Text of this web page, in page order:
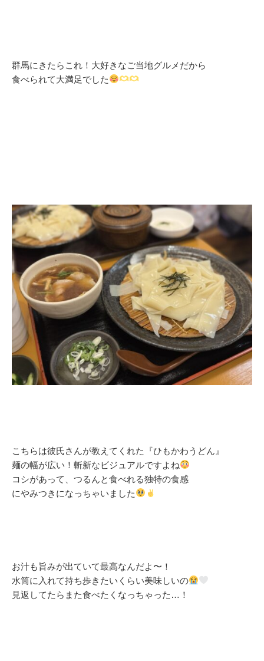
群馬にきたらこれ！大好きなご当地グルメだから
食べられて大満足でした
こちらは彼氏さんが教えてくれた『ひもかわうどん』
麺の幅が広い！斬新なビジュアルですよね
コシがあって、つるんと食べれる独特の食感
にやみつきになっちゃいました
お汁も旨みが出ていて最高なんだよ〜！
水筒に入れて持ち歩きたいくらい美味しいの
見返してたらまた食べたくなっちゃった…！